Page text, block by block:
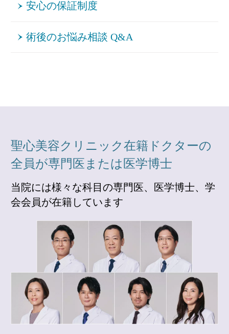
安心の保証制度
術後のお悩み相談 Q&A
聖心美容クリニック在籍ドクターの
全員が専門医または医学博士
当院には様々な科目の専門医、医学博士、学
会会員が在籍しています